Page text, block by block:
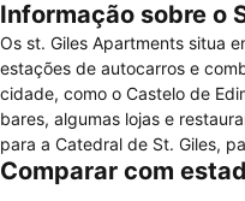
Informação sobre o
Os st. Giles Apartments situa
estações de autocarros e
cidade, como o Castelo de
bares, algumas lojas e
para a Catedral de St. Giles,
Mile. São constituídos por
Comparar com